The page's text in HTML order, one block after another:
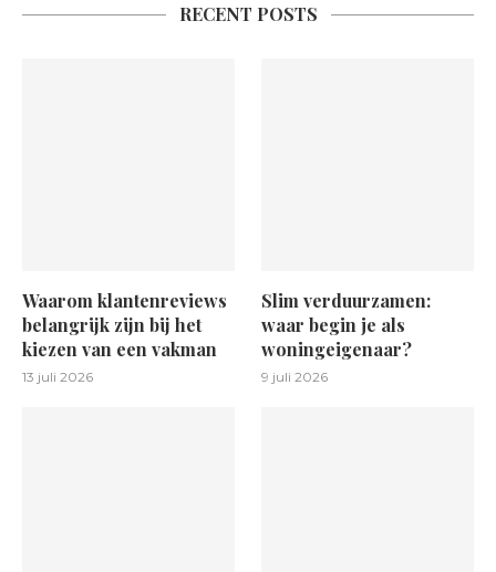
RECENT POSTS
Waarom klantenreviews
belangrijk zijn bij het
kiezen van een vakman
13 juli 2026
Slim verduurzamen:
waar begin je als
woningeigenaar?
9 juli 2026